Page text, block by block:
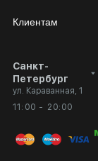
Санкт-
Петербург
ул. Караванная, 1
11:00 - 20:00
Клиентам
Личный кабинет
Вопросы и ответы
Публичная оферта
Сотрудничество
Выставка в галерее